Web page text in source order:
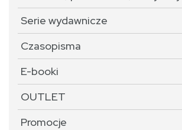
Serie wydawnicze
Czasopisma
E-booki
OUTLET
Promocje